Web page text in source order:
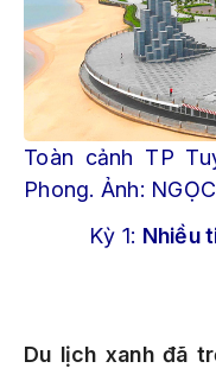
Toàn cảnh TP
Phong. Ảnh:
Kỳ 1: Nhiều
Du lịch xanh đã